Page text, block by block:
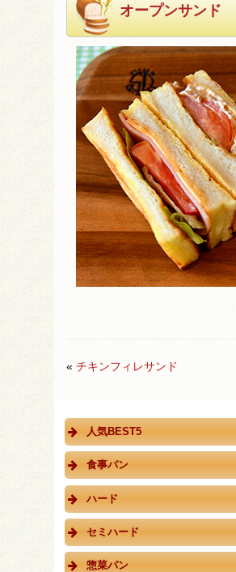
オープンサンド
«チキンフィレサンド
人気BEST5
食事パン
ハード
セミハード
惣菜パン